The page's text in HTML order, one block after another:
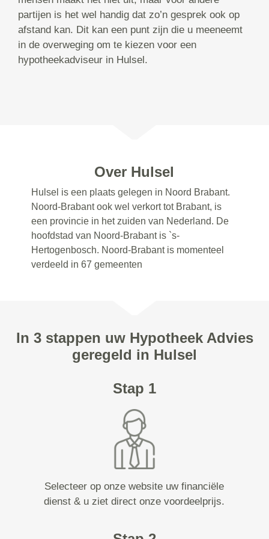
partijen is het wel handig dat zo’n gesprek ook op
afstand kan. Dit kan een punt zijn die u meeneemt
in de overweging om te kiezen voor een
hypotheekadviseur in Hulsel.
Over Hulsel
Hulsel is een plaats gelegen in Noord Brabant.
Noord-Brabant ook wel verkort tot Brabant, is
een provincie in het zuiden van Nederland. De
hoofdstad van Noord-Brabant is `s-
Hertogenbosch. Noord-Brabant is momenteel
verdeeld in 67 gemeenten
In 3 stappen uw Hypotheek Advies
geregeld in Hulsel
Stap 1
Selecteer op onze website uw financiële
dienst & u ziet direct onze voordeelprijs.